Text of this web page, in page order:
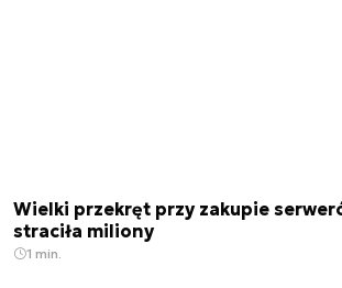
Wielki przekręt przy zakupie
straciła miliony
1 min.